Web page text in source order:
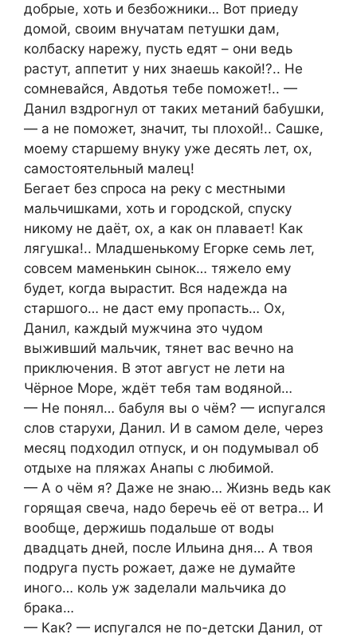
добрые, хоть и безбожники… Вот приеду
домой, своим внучатам петушки дам,
колбаску нарежу, пусть едят – они ведь
растут, аппетит у них знаешь какой!?.. Не
сомневайся, Авдотья тебе поможет!.. —
Данил вздрогнул от таких метаний бабушки,
— а не поможет, значит, ты плохой!.. Сашке,
моему старшему внуку уже десять лет, ох,
самостоятельный малец!
Бегает без спроса на реку с местными
мальчишками, хоть и городской, спуску
никому не даёт, ох, а как он плавает! Как
лягушка!.. Младшенькому Егорке семь лет,
совсем маменькин сынок… тяжело ему
будет, когда вырастит. Вся надежда на
старшого… не даст ему пропасть… Ох,
Данил, каждый мужчина это чудом
выживший мальчик, тянет вас вечно на
приключения. В этот август не лети на
Чёрное Море, ждёт тебя там водяной…
— Не понял… бабуля вы о чём? — испугался
слов старухи, Данил. И в самом деле, через
месяц подходил отпуск, и он подумывал об
отдыхе на пляжах Анапы с любимой.
— А о чём я? Даже не знаю… Жизнь ведь как
горящая свеча, надо беречь её от ветра… И
вообще, держишь подальше от воды
двадцать дней, после Ильина дня… А твоя
подруга пусть рожает, даже не думайте
иного… коль уж заделали мальчика до
брака…
— Как? — испугался не по-детски Данил, от